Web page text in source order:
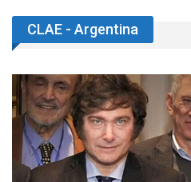
CLAE - Argentina